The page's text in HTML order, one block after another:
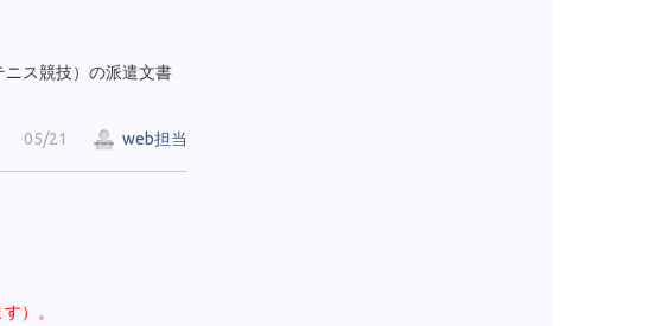
ス競技）の派遣文書
05/21 web担当
）。